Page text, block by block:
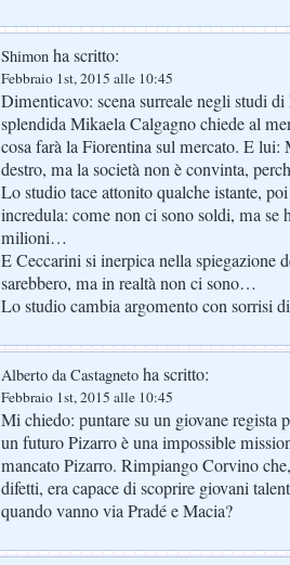
Shimon ha scritto:
Febbraio 1st, 2015 alle 10:45
Dimenticavo: scena surreale negli studi
splendida Mikaela Calgagno chiede al
cosa farà la Fiorentina sul mercato. E lui:
destro, ma la società non è convinta,
Lo studio tace attonito qualche istante,
incredula: come non ci sono soldi, ma se
milioni…
E Ceccarini si inerpica nella spiegazione
sarebbero, ma in realtà non ci sono…
Lo studio cambia argomento con sorrisi
Alberto da Castagneto ha scritto:
Febbraio 1st, 2015 alle 10:45
Mi chiedo: puntare su un giovane regista
un futuro Pizarro è una impossible
mancato Pizarro. Rimpiango Corvino
difetti, era capace di scoprire giovani
quando vanno via Pradé e Macia?